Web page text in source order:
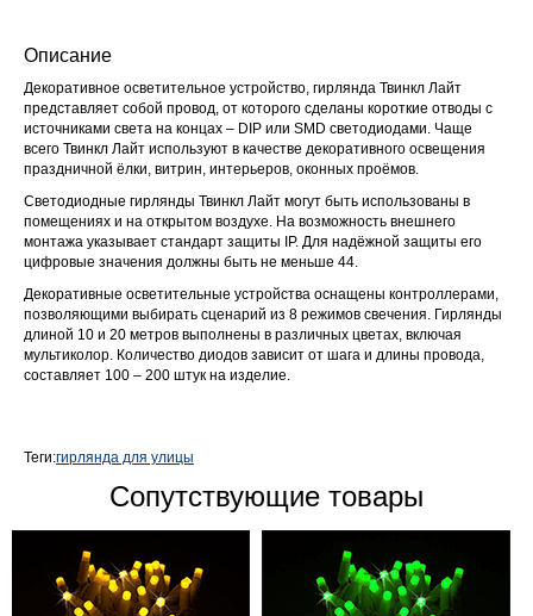
Описание
Декоративное осветительное устройство, гирлянда Твинкл Лайт
представляет собой провод, от которого сделаны короткие отводы с
источниками света на концах – DIP или SMD светодиодами. Чаще
всего Твинкл Лайт используют в качестве декоративного освещения
праздничной ёлки, витрин, интерьеров, оконных проёмов.
Светодиодные гирлянды Твинкл Лайт могут быть использованы в
помещениях и на открытом воздухе. На возможность внешнего
монтажа указывает стандарт защиты IP. Для надёжной защиты его
цифровые значения должны быть не меньше 44.
Декоративные осветительные устройства оснащены контроллерами,
позволяющими выбирать сценарий из 8 режимов свечения. Гирлянды
длиной 10 и 20 метров выполнены в различных цветах, включая
мультиколор. Количество диодов зависит от шага и длины провода,
составляет 100 – 200 штук на изделие.
Теги:гирлянда для улицы
Сопутствующие товары